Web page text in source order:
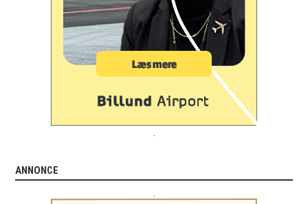
ANNONCE